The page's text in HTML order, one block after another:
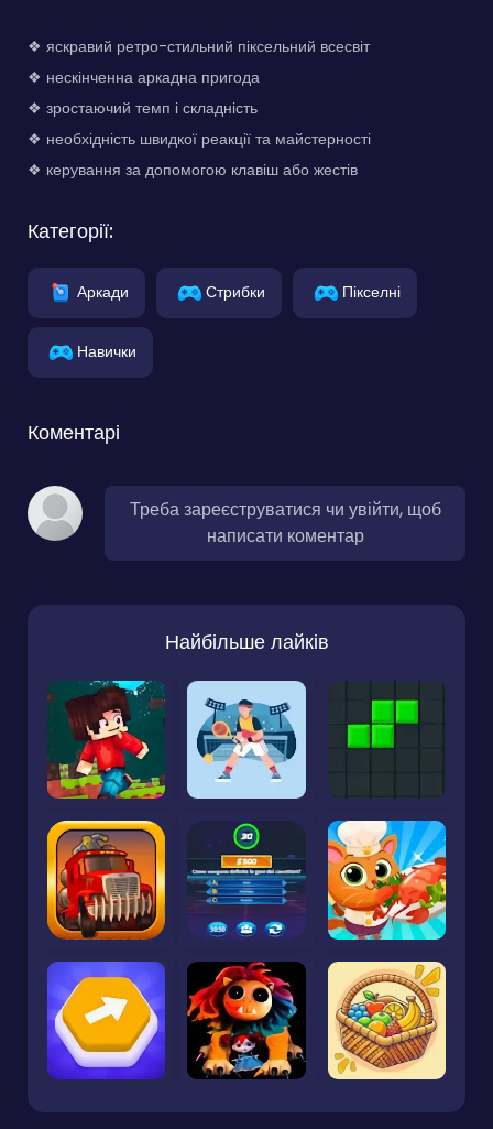
❖ яскравий ретро-стильний піксельний всесвіт
❖ нескінченна аркадна пригода
❖ зростаючий темп і складність
❖ необхідність швидкої реакції та майстерності
❖ керування за допомогою клавіш або жестів
Категорії:
Аркади Стрибки Пікселні
Навички
Коментарі
Треба зареєструватися чи увійти, щоб
написати коментар
Найбільше лайків